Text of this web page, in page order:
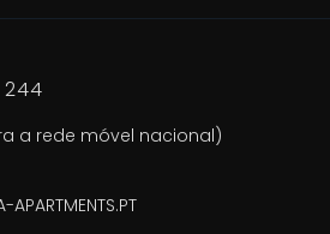
244
a rede móvel nacional)
APARTMENTS.PT